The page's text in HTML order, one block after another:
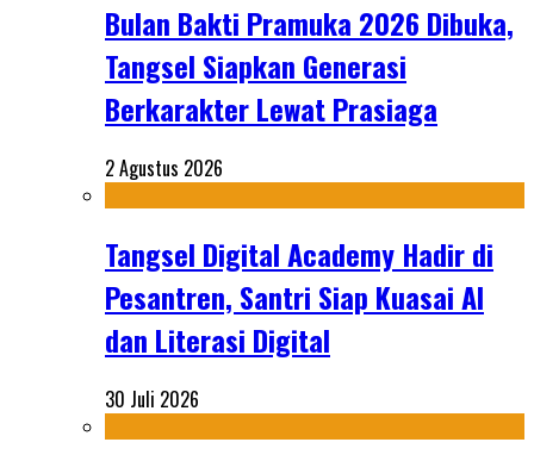
Bulan Bakti Pramuka 2026 Dibuka,
Tangsel Siapkan Generasi
Berkarakter Lewat Prasiaga
2 Agustus 2026
Tangsel Digital Academy Hadir di
Pesantren, Santri Siap Kuasai AI
dan Literasi Digital
30 Juli 2026